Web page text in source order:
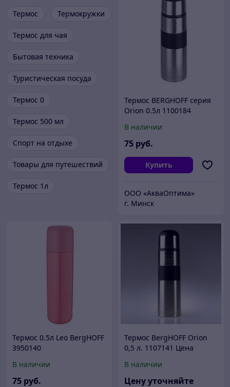
Термос Термокружки
Термос для чая
Бытовая техника
Туристическая посуда
Термос 0
Термос 500 мл
Спорт на отдыхе
Товары для путешествий
Термос 1л
Термос BERGHOFF серия
Orion 0.5л 1100184
В наличии
75 руб.
Купить
ООО «АкваОптима»
г. Минск
Термос 0.5л Leo BergHOFF
3950140
В наличии
75 руб.
Термос BergHOFF Orion
0,5 л. 1107141 Цена
Минску
В наличии
Цену уточняйте